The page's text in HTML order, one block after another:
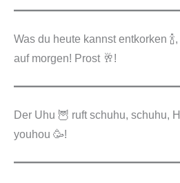
Was du heute kannst entkorken
auf morgen! Prost 🥂!
Der Uhu 🦉 ruft schuhu, schuhu,
youhou 🥳!